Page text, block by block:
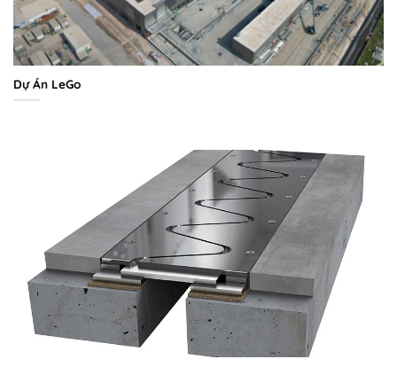
Dự Án LeGo